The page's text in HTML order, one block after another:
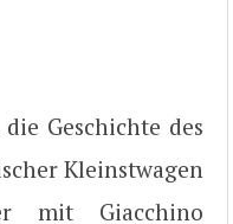
Geschichte des
Kleinstwagen
mit Giacchino